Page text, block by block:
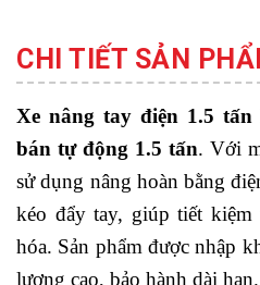
CHI TIẾT SẢN
Xe nâng tay điện 1.5 tấn
bán tự động 1.5 tấn. Với
sử dụng nâng hoàn bằng
kéo đẩy tay, giúp tiết
hóa. Sản phẩm được nhập
lượng cao, bảo hành dài hạn.